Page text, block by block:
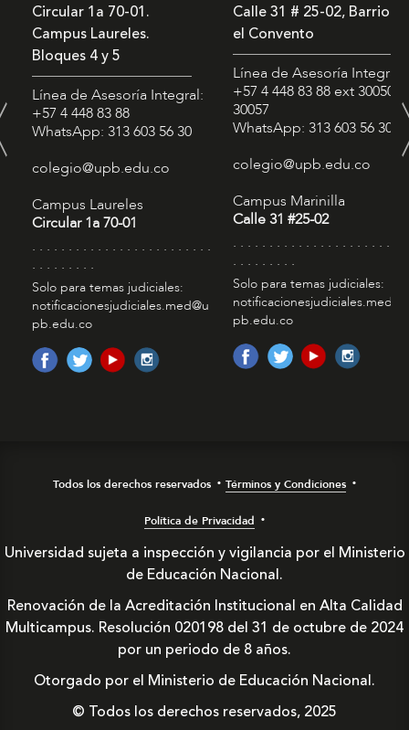
Circular 1a 70-01.
Campus Laureles.
Bloques 4 y 5
Línea de Asesoría Integral:
+57 4 448 83 88
WhatsApp: 313 603 56 30
colegio@upb.edu.co
Campus Laureles
Circular 1a 70-01
. . . . . . . . . . . . . . . . . . . . . . . . .
. . . . . . . . .
Solo para temas judiciales:
notificacionesjudiciales.med@u
pb.edu.co
Calle 31 # 25-02, Barrio
el Convento
Línea de Asesoría Integral:
+57 4 448 83 88ext 30050 -
30057
WhatsApp: 313 603 56 30
colegio@upb.edu.co
Campus Marinilla
Calle 31 #25-02
. . . . . . . . . . . . . . . . . . . . . . . .
. . . . . . . . .
Solo para temas judiciales:
notificacionesjudiciales.med@u
pb.edu.co
Todos los derechos reservados Términos y Condiciones
Política de Privacidad
Universidad sujeta a inspección y vigilancia por el Ministerio
de Educación Nacional.
Renovación de la Acreditación Institucional en Alta Calidad
Multicampus. Resolución 020198 del 31 de octubre de 2024
por un periodo de 8 años.
Otorgado por el Ministerio de Educación Nacional.
© Todos los derechos reservados, 2025